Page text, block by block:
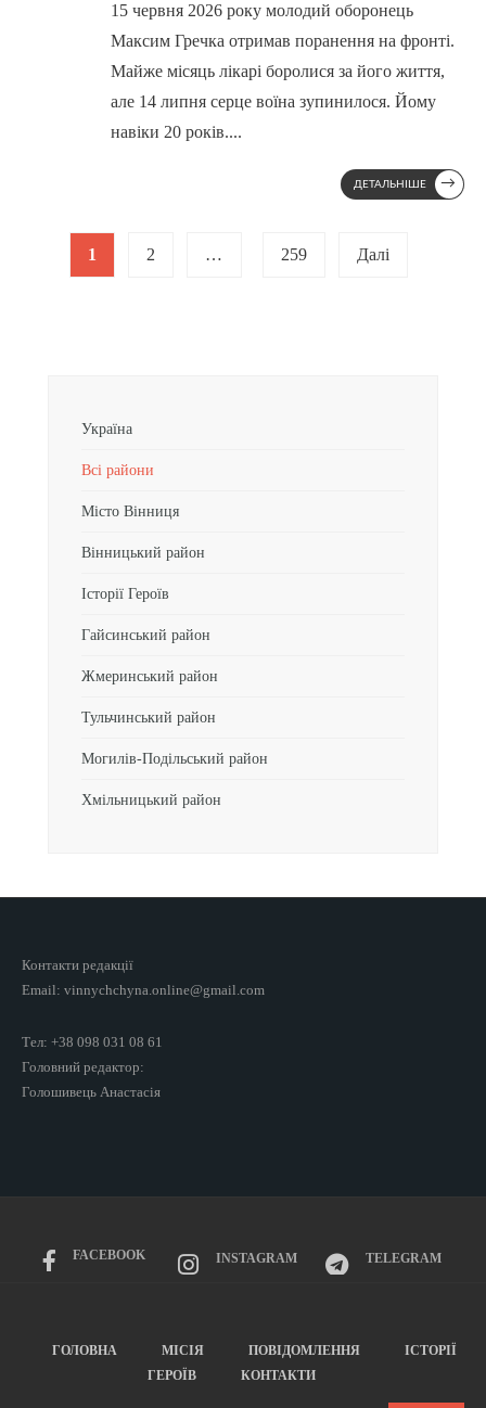
15 червня 2026 року молодий оборонець
Максим Гречка отримав поранення на фронті.
Майже місяць лікарі боролися за його життя,
але 14 липня серце воїна зупинилося. Йому
навіки 20 років....
ДЕТАЛЬНІШЕ →
Posts
pagination
1 2 … 259 Далі
Україна
Всі райони
Місто Вінниця
Вінницький район
Історії Героїв
Гайсинський район
Жмеринський район
Тульчинський район
Могилів-Подільський район
Хмільницький район
Контакти редакції
Email: vinnychchyna.online@gmail.com
Тел: +38 098 031 08 61
Головний редактор:
Голошивець Анастасія
FACEBOOK INSTAGRAM TELEGRAM
ГОЛОВНА МІСІЯ ПОВІДОМЛЕННЯ
ІСТОРІЇ
ГЕРОЇВ
КОНТАКТИ